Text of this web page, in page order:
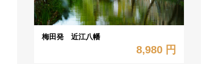
梅田発 近江八幡
8,980 円